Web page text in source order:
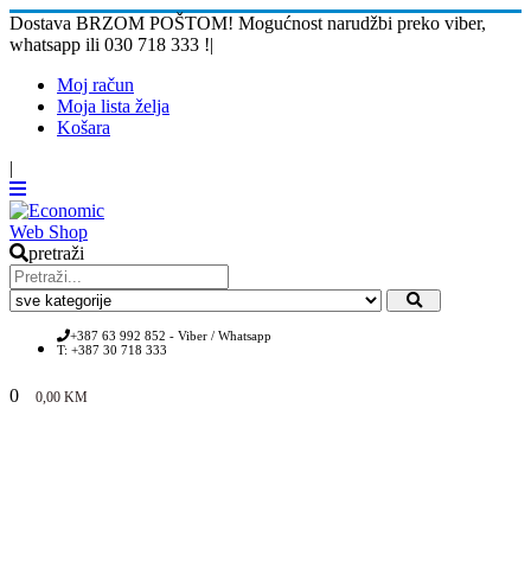
Dostava BRZOM POŠTOM! Mogućnost narudžbi preko viber,
whatsapp ili 030 718 333 !|
Moj račun
Moja lista želja
Košara
|
pretraži
+387 63 992 852 - Viber / Whatsapp
T: +387 30 718 333
0 0,00 KM